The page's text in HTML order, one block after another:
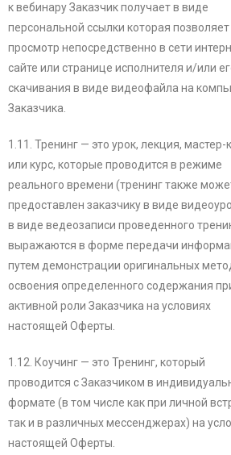
к вебинару Заказчик получает в виде
персональной ссылки которая позволяет
просмотр непосредственно в сети
сайте или странице исполнителя и/или
скачивания в виде видеофайла на
Заказчика.
1.11. Тренинг — это урок, лекция, мастер-
или курс, которые проводится в режиме
реального времени (тренинг также
предоставлен заказчику в виде
в виде ведеозаписи проведенного
выражаются в форме передачи
путем демонстрации оригинальных
освоения определенного содержания
активной роли Заказчика на условиях
настоящей Оферты.
1.12. Коучинг — это Тренинг, который
проводится с Заказчиком в
формате (в том числе как при личной
так и в различных мессенджерах) на
настоящей Оферты.